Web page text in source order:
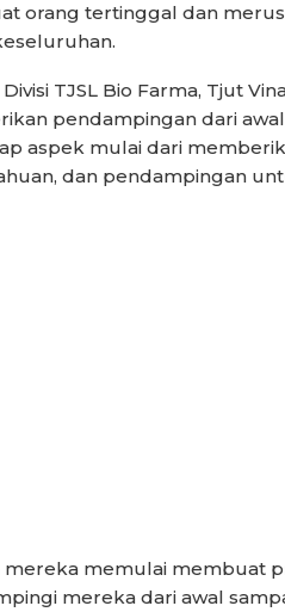
orang tertinggal dan
TJSL Bio Farma, Tjut
pendampingan dari
aspek mulai dari
dan pendampingan
mereka memulai membuat
mereka dari awal